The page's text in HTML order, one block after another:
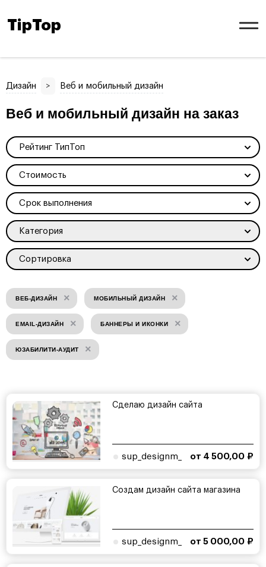
TipTop
Дизайн > Веб и мобильный дизайн
Веб и мобильный дизайн на заказ
Рейтинг ТипТоп
Стоимость
Срок выполнения
Категория
Сортировка
ВЕБ-ДИЗАЙН × МОБИЛЬНЫЙ ДИЗАЙН ×
EMAIL-ДИЗАЙН × БАННЕРЫ И ИКОНКИ ×
ЮЗАБИЛИТИ-АУДИТ ×
Сделаю дизайн сайта
sup_designm_ от 4 500,00 ₽
Создам дизайн сайта магазина
sup_designm_ от 5 000,00 ₽